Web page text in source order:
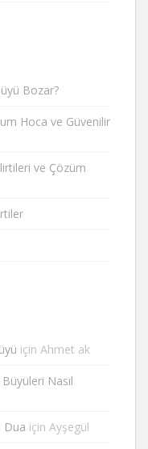
Bozar?
Hoca ve Güvenilir
ve Çözüm
için Ahmet ak
Nasıl
Dua için Ayşegül